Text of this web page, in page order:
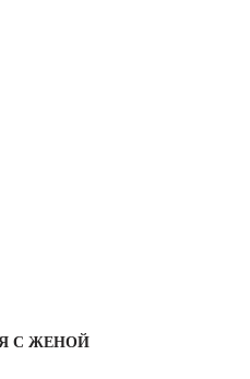
С ЖЕНОЙ